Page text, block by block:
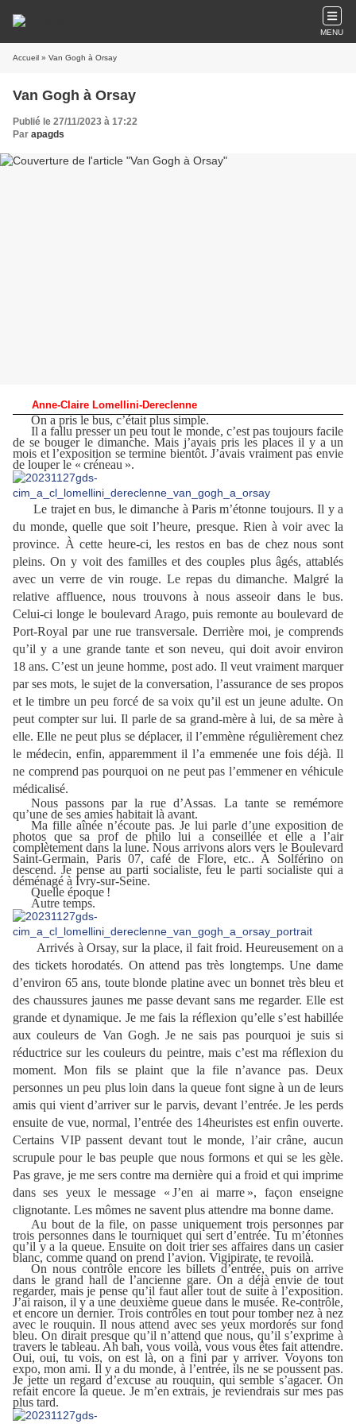
MENU
Accueil » Van Gogh à Orsay
Van Gogh à Orsay
Publié le 27/11/2023 à 17:22
Par apagds
Anne-Claire Lomellini-Dereclenne
On a pris le bus, c’était plus simple.
Il a fallu presser un peu tout le monde, c’est pas toujours facile
de se bouger le dimanche. Mais j’avais pris les places il y a un
mois et l’exposition se termine bientôt. J’avais vraiment pas envie
de louper le « créneau ».
Le trajet en bus, le dimanche à Paris m’étonne toujours. Il y a
du monde, quelle que soit l’heure, presque. Rien à voir avec la
province. À cette heure-ci, les restos en bas de chez nous sont
pleins. On y voit des familles et des couples plus âgés, attablés
avec un verre de vin rouge. Le repas du dimanche. Malgré la
relative affluence, nous trouvons à nous asseoir dans le bus.
Celui-ci longe le boulevard Arago, puis remonte au boulevard de
Port-Royal par une rue transversale. Derrière moi, je comprends
qu’il y a une grande tante et son neveu, qui doit avoir environ
18 ans. C’est un jeune homme, post ado. Il veut vraiment marquer
par ses mots, le sujet de la conversation, l’assurance de ses propos
et le timbre un peu forcé de sa voix qu’il est un jeune adulte. On
peut compter sur lui. Il parle de sa grand-mère à lui, de sa mère à
elle. Elle ne peut plus se déplacer, il l’emmène régulièrement chez
le médecin, enfin, apparemment il l’a emmenée une fois déjà. Il
ne comprend pas pourquoi on ne peut pas l’emmener en véhicule
médicalisé.
Nous passons par la rue d’Assas. La tante se remémore
qu’une de ses amies habitait là avant.
Ma fille aînée n’écoute pas. Je lui parle d’une exposition de
photos que sa prof de philo lui a conseillée et elle a l’air
complètement dans la lune. Nous arrivons alors vers le Boulevard
Saint-Germain, Paris 07, café de Flore, etc.. À Solférino on
descend. Je pense au parti socialiste, feu le parti socialiste qui a
déménagé à Ivry-sur-Seine.
Quelle époque !
Autre temps.
Arrivés à Orsay, sur la place, il fait froid. Heureusement on a
des tickets horodatés. On attend pas très longtemps. Une dame
d’environ 65 ans, toute blonde platine avec un bonnet très bleu et
des chaussures jaunes me passe devant sans me regarder. Elle est
grande et dynamique. Je me fais la réflexion qu’elle s’est habillée
aux couleurs de Van Gogh. Je ne sais pas pourquoi je suis si
réductrice sur les couleurs du peintre, mais c’est ma réflexion du
moment. Mon fils se plaint que la file n’avance pas. Deux
personnes un peu plus loin dans la queue font signe à un de leurs
amis qui vient d’arriver sur le parvis, devant l’entrée. Je les perds
ensuite de vue, normal, l’entrée des 14heuristes est enfin ouverte.
Certains VIP passent devant tout le monde, l’air crâne, aucun
scrupule pour le bas peuple que nous formons et qui se les gèle.
Pas grave, je me sers contre ma dernière qui a froid et qui imprime
dans ses yeux le message « J’en ai marre », façon enseigne
clignotante. Les mômes ne savent plus attendre ma bonne dame.
Au bout de la file, on passe uniquement trois personnes par
trois personnes dans le tourniquet qui sert d’entrée. Tu m’étonnes
qu’il y a la queue. Ensuite on doit trier ses affaires dans un casier
blanc, comme quand on prend l’avion. Vigipirate, te revoilà.
On nous contrôle encore les billets d’entrée, puis on arrive
dans le grand hall de l’ancienne gare. On a déjà envie de tout
regarder, mais je pense qu’il faut aller tout de suite à l’exposition.
J’ai raison, il y a une deuxième queue dans le musée. Re-contrôle,
et encore un dernier. Trois contrôles en tout pour tomber nez à nez
avec le rouquin. Il nous attend avec ses yeux mordorés sur fond
bleu. On dirait presque qu’il n’attend que nous, qu’il s’exprime à
travers le tableau. Ah bah, vous voilà, vous vous êtes fait attendre.
Oui, oui, tu vois, on est là, on a fini par y arriver. Voyons ton
expo, mon ami. Il y a du monde, à l’entrée, ils ne se poussent pas.
Je jette un regard d’excuse au rouquin, qui semble s’agacer. On
refait encore la queue. Je m’en extrais, je reviendrais sur mes pas
plus tard.